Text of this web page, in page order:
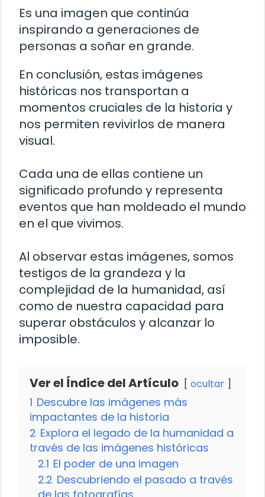
Es una imagen que continúa
inspirando a generaciones de
personas a soñar en grande.
En conclusión, estas imágenes
históricas nos transportan a
momentos cruciales de la historia y
nos permiten revivirlos de manera
visual.
Cada una de ellas contiene un
significado profundo y representa
eventos que han moldeado el mundo
en el que vivimos.
Al observar estas imágenes, somos
testigos de la grandeza y la
complejidad de la humanidad, así
como de nuestra capacidad para
superar obstáculos y alcanzar lo
imposible.
Ver el Índice del Artículo ocultar
1 Descubre las imágenes más
impactantes de la historia
2 Explora el legado de la humanidad a
través de las imágenes históricas
2.1 El poder de una imagen
2.2 Descubriendo el pasado a través